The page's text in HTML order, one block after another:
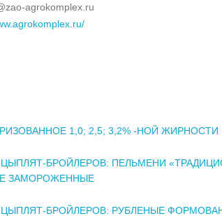
agrokomplex.ru
1,0; 2,5; 3,2% -НОЙ ЖИРНОСТИ
БРОЙЛЕРОВ: ПЕЛЬМЕНИ
ЗАМОРОЖЕННЫЕ
БРОЙЛЕРОВ: РУБЛЕНЫЕ